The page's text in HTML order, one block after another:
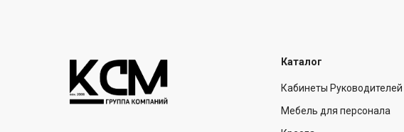
Каталог
Кабинеты Руководителей
Мебель для персонала